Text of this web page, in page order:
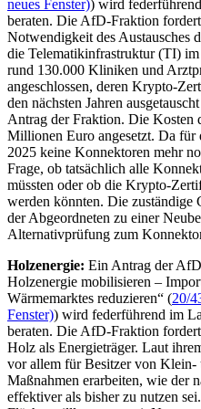
neues Fenster)) wird
beraten. Die AfD-Fraktion
Notwendigkeit des Austausches
die Telematikinfrastruktur (TI) im
rund 130.000 Kliniken und
angeschlossen, deren Krypto-
den nächsten Jahren
Antrag der Fraktion. Die Kosten
Millionen Euro angesetzt. Da
2025 keine Konnektoren mehr
Frage, ob tatsächlich alle
müssten oder ob die Krypto-
werden könnten. Die
der Abgeordneten zu einer
Alternativprüfung zum
Holzenergie: Ein Antrag der
Holzenergie mobilisieren –
Wärmemarktes reduzieren“ (20/
Fenster)) wird federführend im
beraten. Die AfD-Fraktion
Holz als Energieträger. Laut
vor allem für Besitzer von
Maßnahmen erarbeiten, wie der
effektiver als bisher zu nutzen